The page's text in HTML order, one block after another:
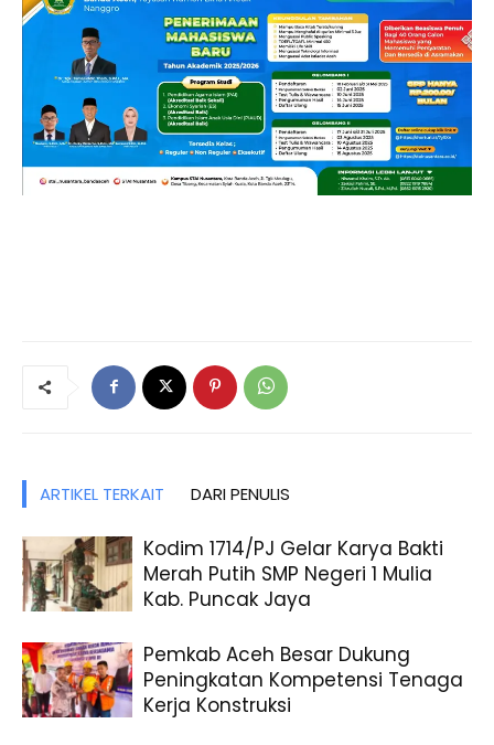
ARTIKEL TERKAIT DARI PENULIS
Kodim 1714/PJ Gelar Karya Bakti
Merah Putih SMP Negeri 1 Mulia
Kab. Puncak Jaya
Pemkab Aceh Besar Dukung
Peningkatan Kompetensi Tenaga
Kerja Konstruksi